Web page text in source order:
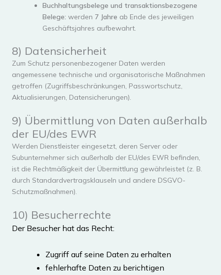
Buchhaltungsbelege und transaktionsbezogene
Belege: werden 7 Jahre ab Ende des jeweiligen
Geschäftsjahres aufbewahrt.
8) Datensicherheit
Zum Schutz personenbezogener Daten werden
angemessene technische und organisatorische Maßnahmen
getroffen (Zugriffsbeschränkungen, Passwortschutz,
Aktualisierungen, Datensicherungen).
9) Übermittlung von Daten außerhalb
der EU/des EWR
Werden Dienstleister eingesetzt, deren Server oder
Subunternehmer sich außerhalb der EU/des EWR befinden,
ist die Rechtmäßigkeit der Übermittlung gewährleistet (z. B.
durch Standardvertragsklauseln und andere DSGVO-
Schutzmaßnahmen).
10) Besucherrechte
Der Besucher hat das Recht:
Zugriff auf seine Daten zu erhalten
fehlerhafte Daten zu berichtigen